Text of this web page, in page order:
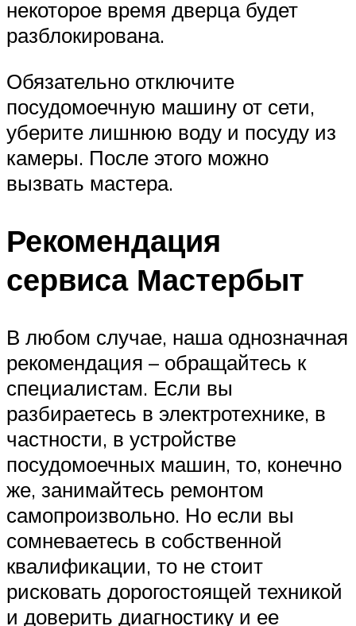
некоторое время дверца будет
разблокирована.
Обязательно отключите
посудомоечную машину от сети,
уберите лишнюю воду и посуду из
камеры. После этого можно
вызвать мастера.
Рекомендация
сервиса Мастербыт
В любом случае, наша однозначная
рекомендация – обращайтесь к
специалистам. Если вы
разбираетесь в электротехнике, в
частности, в устройстве
посудомоечных машин, то, конечно
же, занимайтесь ремонтом
самопроизвольно. Но если вы
сомневаетесь в собственной
квалификации, то не стоит
рисковать дорогостоящей техникой
и доверить диагностику и ее